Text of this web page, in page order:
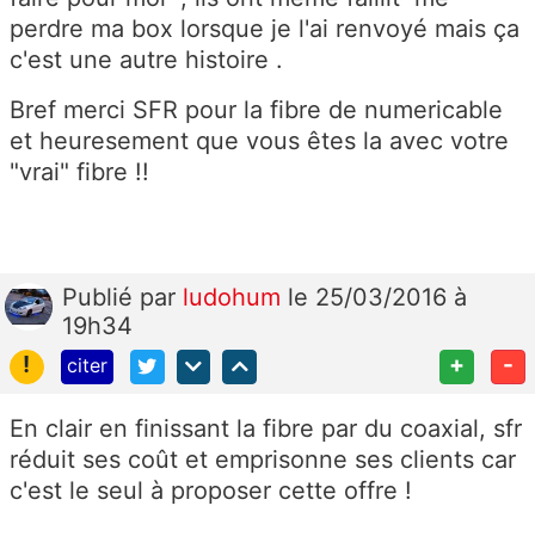
perdre ma box lorsque je l'ai renvoyé mais ça
c'est une autre histoire .
Bref merci SFR pour la fibre de numericable
et heuresement que vous êtes la avec votre
"vrai" fibre !!
Publié par ludohum le 25/03/2016 à
19h34
!
citer + -
En clair en finissant la fibre par du coaxial, sfr
réduit ses coût et emprisonne ses clients car
c'est le seul à proposer cette offre !